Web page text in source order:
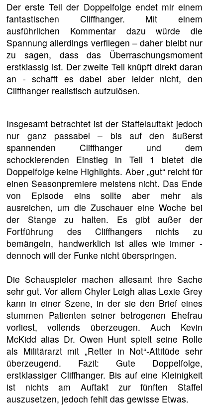
Der erste Teil der Doppelfolge endet mir einem
fantastischen Cliffhanger. Mit einem
ausführlichen Kommentar dazu würde die
Spannung allerdings verfliegen – daher bleibt nur
zu sagen, dass das Überraschungsmoment
erstklassig ist. Der zweite Teil knüpft direkt daran
an - schafft es dabei aber leider nicht, den
Cliffhanger realistisch aufzulösen.
Insgesamt betrachtet ist der Staffelauftakt jedoch
nur ganz passabel – bis auf den äußerst
spannenden Cliffhanger und dem
schockierenden Einstieg in Teil 1 bietet die
Doppelfolge keine Highlights. Aber „gut“ reicht für
einen Seasonpremiere meistens nicht. Das Ende
von Episode eins sollte aber mehr als
ausreichen, um die Zuschauer eine Woche bei
der Stange zu halten. Es gibt außer der
Fortführung des Cliffhangers nichts zu
bemängeln, handwerklich ist alles wie immer -
dennoch will der Funke nicht überspringen.
Die Schauspieler machen allesamt ihre Sache
sehr gut. Vor allem Chyler Leigh alias Lexie Grey
kann in einer Szene, in der sie den Brief eines
stummen Patienten seiner betrogenen Ehefrau
vorliest, vollends überzeugen. Auch Kevin
McKidd alias Dr. Owen Hunt spielt seine Rolle
als Militärarzt mit „Retter in Not“-Attitüde sehr
überzeugend. Fazit: Gute Doppelfolge,
erstklassiger Cliffhanger. Bis auf eine Kleinigkeit
ist nichts am Auftakt zur fünften Staffel
auszusetzen, jedoch fehlt das gewisse Etwas.